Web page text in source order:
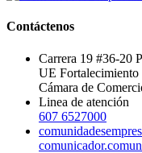
Contáctenos
Carrera 19 #36-20
UE
Cámara de
Linea de atención
607 6527000